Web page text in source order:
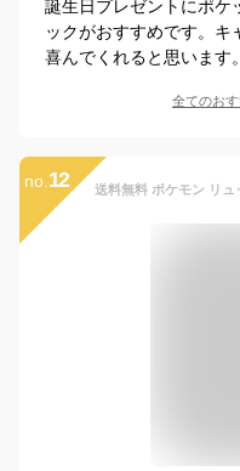
誕生日プレゼントにポケ
ックがおすすめです。
喜んでくれると思います。
全てのお
no. 12